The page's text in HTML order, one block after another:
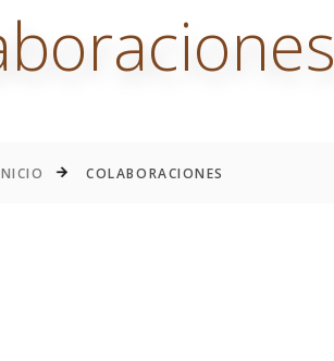
COLABORACIONES